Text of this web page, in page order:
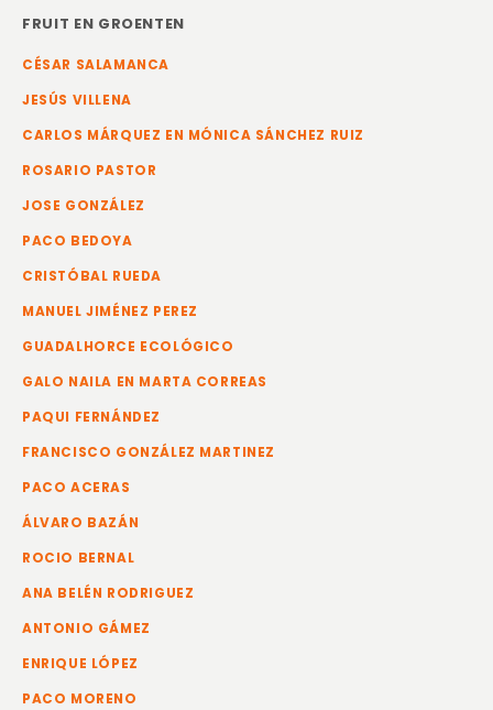
FRUIT EN GROENTEN
CÉSAR SALAMANCA
JESÚS VILLENA
CARLOS MÁRQUEZ EN MÓNICA SÁNCHEZ RUIZ
ROSARIO PASTOR
JOSE GONZÁLEZ
PACO BEDOYA
CRISTÓBAL RUEDA
MANUEL JIMÉNEZ PEREZ
GUADALHORCE ECOLÓGICO
GALO NAILA EN MARTA CORREAS
PAQUI FERNÁNDEZ
FRANCISCO GONZÁLEZ MARTINEZ
PACO ACERAS
ÁLVARO BAZÁN
ROCIO BERNAL
ANA BELÉN RODRIGUEZ
ANTONIO GÁMEZ
ENRIQUE LÓPEZ
PACO MORENO